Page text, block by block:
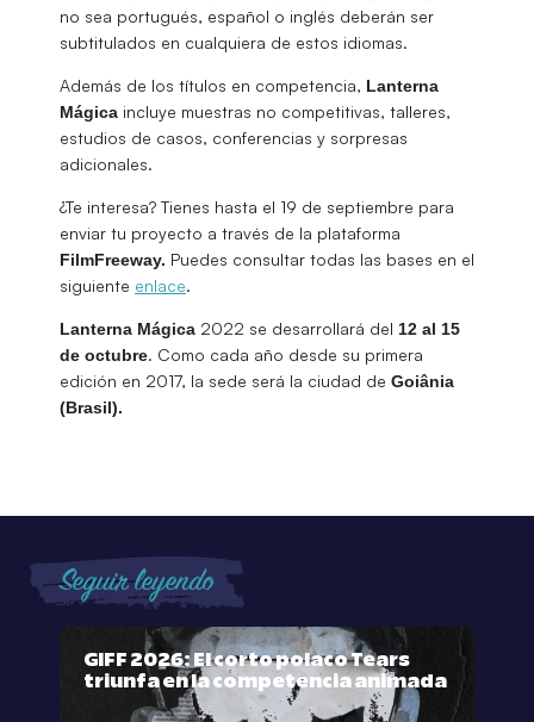
no sea portugués, español o inglés deberán ser
subtitulados en cualquiera de estos idiomas.
Además de los títulos en competencia, Lanterna
Mágica incluye muestras no competitivas, talleres,
estudios de casos, conferencias y sorpresas
adicionales.
¿Te interesa? Tienes hasta el 19 de septiembre para
enviar tu proyecto a través de la plataforma
FilmFreeway. Puedes consultar todas las bases en el
siguiente enlace.
Lanterna Mágica 2022 se desarrollará del 12 al 15
de octubre. Como cada año desde su primera
edición en 2017, la sede será la ciudad de Goiânia
(Brasil).
Seguir leyendo
GIFF 2026: El corto polaco Tears
triunfa en la competencia animada